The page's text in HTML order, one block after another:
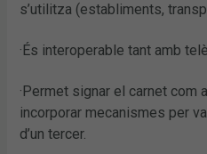
s’utilitza (establiments,
·És interoperable tant amb
·Permet signar el carnet com
incorporar mecanismes per
d’un tercer.